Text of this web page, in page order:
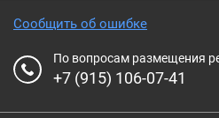
Также вас могут заинтересовать:
провести свадьбу в Москве,14
Рестораны на 8 марта 2026 в
Сообщить об ошибке
По вопросам размещения
+7 (915) 106-07-41